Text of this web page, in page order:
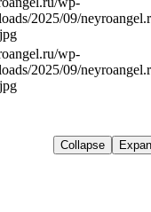
2025/09/
wp-
2025/09/
Collapse